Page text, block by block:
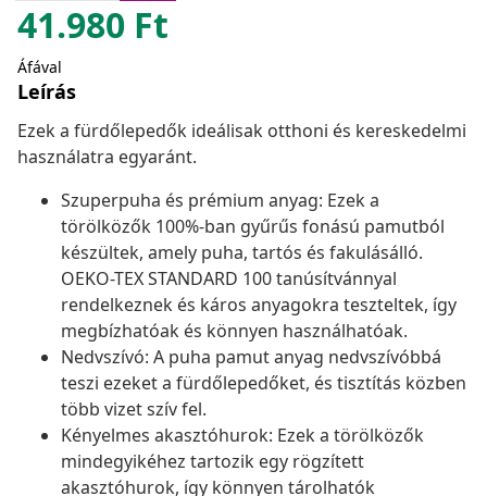
41.980 Ft
Áfával
Leírás
Ezek a fürdőlepedők ideálisak otthoni és kereskedelmi
használatra egyaránt.
Szuperpuha és prémium anyag: Ezek a
törölközők 100%-ban gyűrűs fonású pamutból
készültek, amely puha, tartós és fakulásálló.
OEKO-TEX STANDARD 100 tanúsítvánnyal
rendelkeznek és káros anyagokra teszteltek, így
megbízhatóak és könnyen használhatóak.
Nedvszívó: A puha pamut anyag nedvszívóbbá
teszi ezeket a fürdőlepedőket, és tisztítás közben
több vizet szív fel.
Kényelmes akasztóhurok: Ezek a törölközők
mindegyikéhez tartozik egy rögzített
akasztóhurok, így könnyen tárolhatók